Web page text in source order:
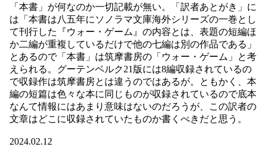
「本書」が何なのか一切記載が無い。「訳者あとがき」に
は「本書は八五年にソノラマ文庫海外シリーズの一巻とし
て刊行した『ウォー・ゲーム』の内容とは、表題の短編ほ
か二編が重複しているだけで他の七編は別の作品である」
とあるので「本書」は筑摩書房の「ウォー・ゲーム」と考
えられる。グーテンベルク21版には8編収録されているの
で収録作は筑摩書房とは違うのではあるが。ともかく、本
編の短篇は色々な本に同じものが収録されているので底本
なんて情報にはあまり意味はないのだろうが、この訳者の
文章はどこに収録されていたものか書くべきだと思う。
2024.02.12